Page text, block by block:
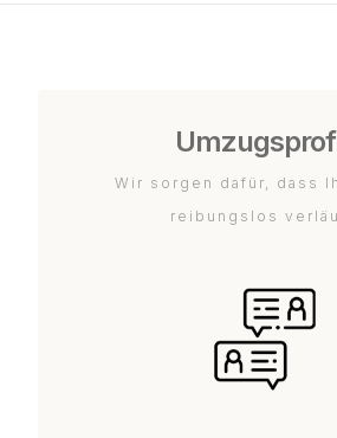
Wir sorgen dafür, dass
reibungslos